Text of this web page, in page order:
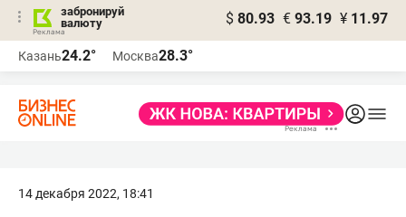
забронируй
валюту
$ 80.93 € 93.19 ¥ 11.97
Казань24.2° Москва28.3°
14 декабря 2022, 18:41